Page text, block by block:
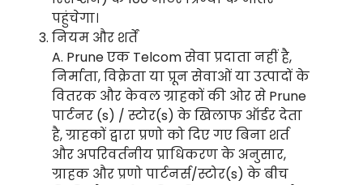
पहुंचेगा।
नियम और शर्तें
A. Prune एक Telcom सेवा प्रदाता नहीं है,
निर्माता, विक्रेता या प्रून सेवाओं या उत्पादों के
वितरक और केवल ग्राहकों की ओर से Prune
पार्टनर (s) / स्टोर(s) के खिलाफ ऑर्डर देता
है, ग्राहकों द्वारा प्रणो को दिए गए बिना शर्त
और अपरिवर्तनीय प्राधिकरण के अनुसार,
ग्राहक और प्रणो पार्टनर्स/स्टोर(s) के बीच